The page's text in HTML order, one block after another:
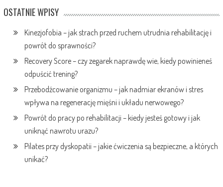
OSTATNIE WPISY
Kinezjofobia – jak strach przed ruchem utrudnia rehabilitację i
powrót do sprawności?
Recovery Score – czy zegarek naprawdę wie, kiedy powinieneś
odpuścić trening?
Przebodźcowanie organizmu – jak nadmiar ekranów i stres
wpływa na regenerację mięśni i układu nerwowego?
Powrót do pracy po rehabilitacji – kiedy jesteś gotowy i jak
uniknąć nawrotu urazu?
Pilates przy dyskopatii – jakie ćwiczenia są bezpieczne, a których
unikać?